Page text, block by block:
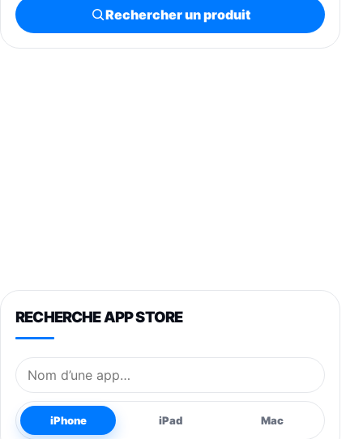
Rechercher un produit
RECHERCHE APP STORE
Nom de l’application
iPhone iPad Mac